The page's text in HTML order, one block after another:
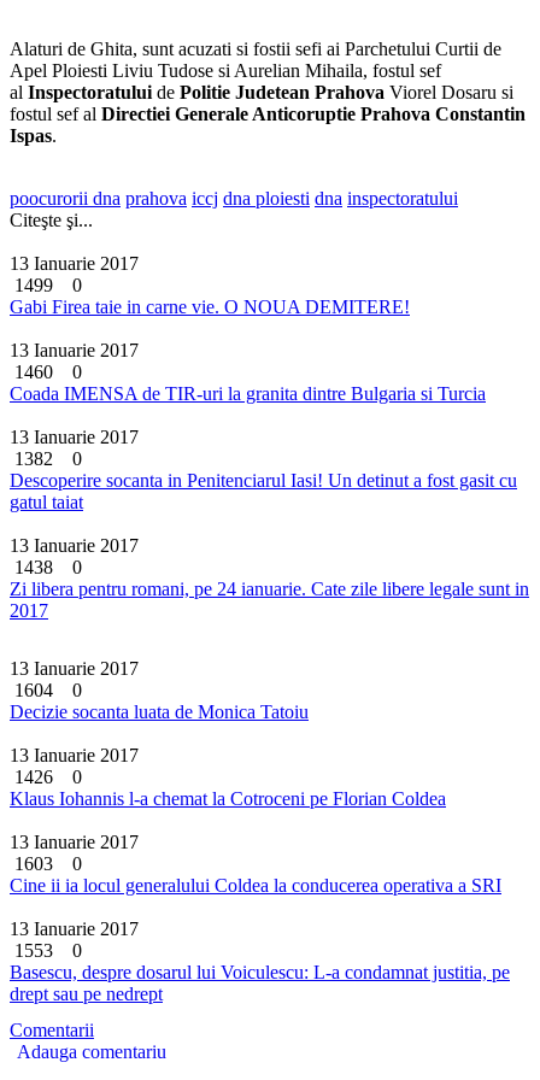
Alaturi de Ghita, sunt acuzati si fostii sefi ai Parchetului Curtii de
Apel Ploiesti Liviu Tudose si Aurelian Mihaila, fostul sef
al Inspectoratului de Politie Judetean Prahova Viorel Dosaru si
fostul sef al Directiei Generale Anticoruptie Prahova Constantin
Ispas.
poocurorii dna prahova iccj dna ploiesti dna inspectoratului
Citeşte şi...
13 Ianuarie 2017
1499
0
Gabi Firea taie in carne vie. O NOUA DEMITERE!
13 Ianuarie 2017
1460
0
Coada IMENSA de TIR-uri la granita dintre Bulgaria si Turcia
13 Ianuarie 2017
1382
0
Descoperire socanta in Penitenciarul Iasi! Un detinut a fost gasit cu
gatul taiat
13 Ianuarie 2017
1438
0
Zi libera pentru romani, pe 24 ianuarie. Cate zile libere legale sunt in
2017
13 Ianuarie 2017
1604
0
Decizie socanta luata de Monica Tatoiu
13 Ianuarie 2017
1426
0
Klaus Iohannis l-a chemat la Cotroceni pe Florian Coldea
13 Ianuarie 2017
1603
0
Cine ii ia locul generalului Coldea la conducerea operativa a SRI
13 Ianuarie 2017
1553
0
Basescu, despre dosarul lui Voiculescu: L-a condamnat justitia, pe
drept sau pe nedrept
Comentarii
Adauga comentariu